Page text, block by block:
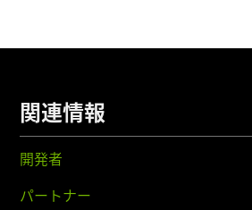
関連情報
開発者
パートナー